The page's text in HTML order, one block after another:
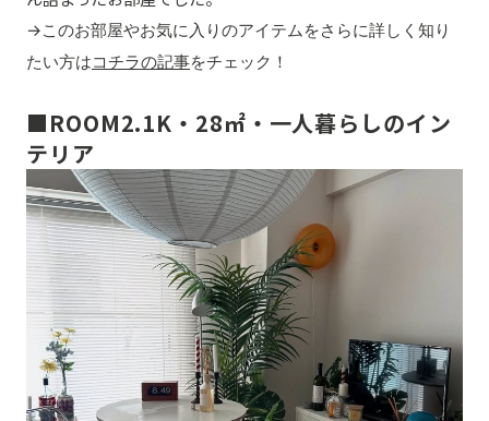
→このお部屋やお気に入りのアイテムをさらに詳しく知り
たい方はコチラの記事をチェック！
■ROOM2.1K・28㎡・一人暮らしのイン
テリア